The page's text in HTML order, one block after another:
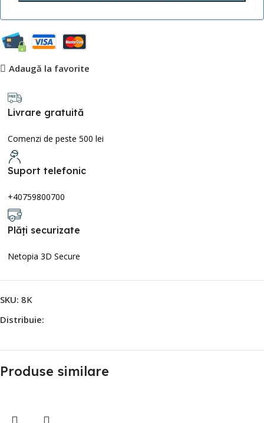
Adaugă la favorite
Livrare gratuită
Comenzi de peste 500 lei
Suport telefonic
+40759800700
Plăți securizate
Netopia 3D Secure
SKU: 8K
Distribuie:
Produse similare